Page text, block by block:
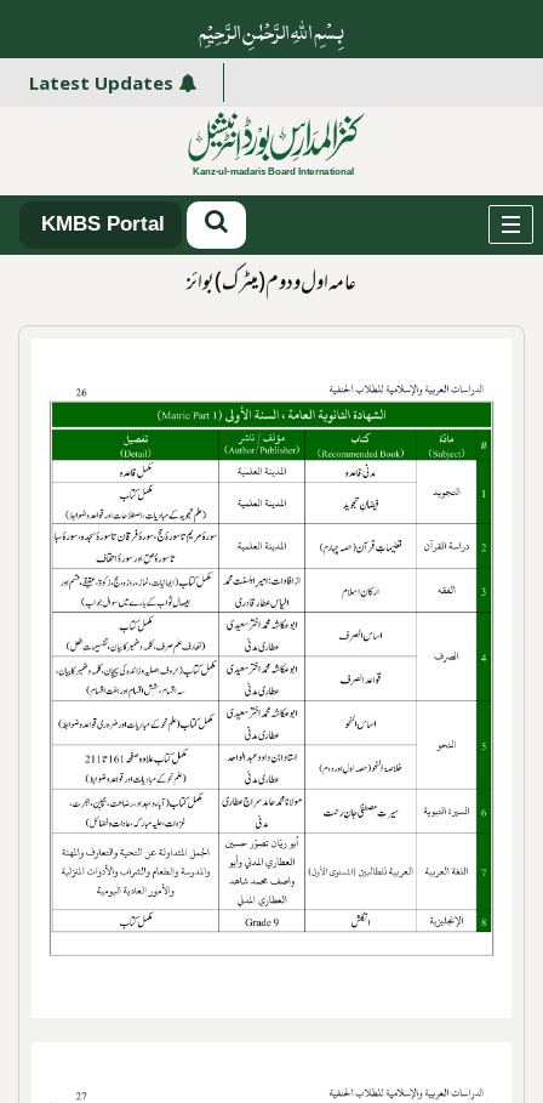
بِسْمِ اللہِ الرَّحْمٰنِ الرَّ حِیْمِ
Latest Updates
KMBS Portal
عامہ اول و دوم (میٹرک)بوائز